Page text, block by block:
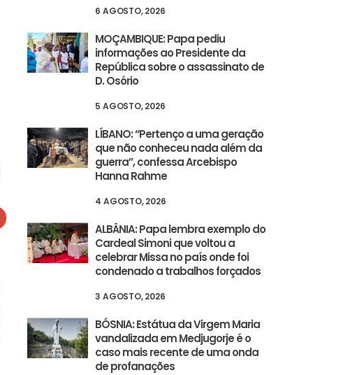
6 AGOSTO, 2026
MOÇAMBIQUE: Papa pediu
informações ao Presidente da
República sobre o assassinato de
D. Osório
5 AGOSTO, 2026
LÍBANO: “Pertenço a uma geração
que não conheceu nada além da
guerra”, confessa Arcebispo
Hanna Rahme
4 AGOSTO, 2026
ALBÂNIA: Papa lembra exemplo do
Cardeal Simoni que voltou a
celebrar Missa no país onde foi
condenado a trabalhos forçados
3 AGOSTO, 2026
BÓSNIA: Estátua da Virgem Maria
vandalizada em Medjugorje é o
caso mais recente de uma onda
de profanações